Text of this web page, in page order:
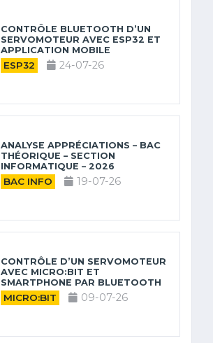
CONTRÔLE BLUETOOTH D’UN
SERVOMOTEUR AVEC ESP32 ET
APPLICATION MOBILE
ESP32 24-07-26
ANALYSE APPRÉCIATIONS – BAC
THÉORIQUE – SECTION
INFORMATIQUE – 2026
BAC INFO 19-07-26
CONTRÔLE D’UN SERVOMOTEUR
AVEC MICRO:BIT ET
SMARTPHONE PAR BLUETOOTH
MICRO:BIT 09-07-26